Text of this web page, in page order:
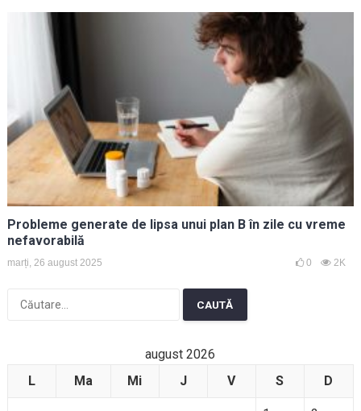
Probleme generate de lipsa unui plan B în zile cu vreme
nefavorabilă
marți, 26 august 2025 0 2K
Caută
august 2026
L
Ma Mi J V S D